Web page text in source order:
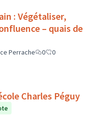
: Végétaliser,
– quais de
Perrache 0
0
Charles Péguy